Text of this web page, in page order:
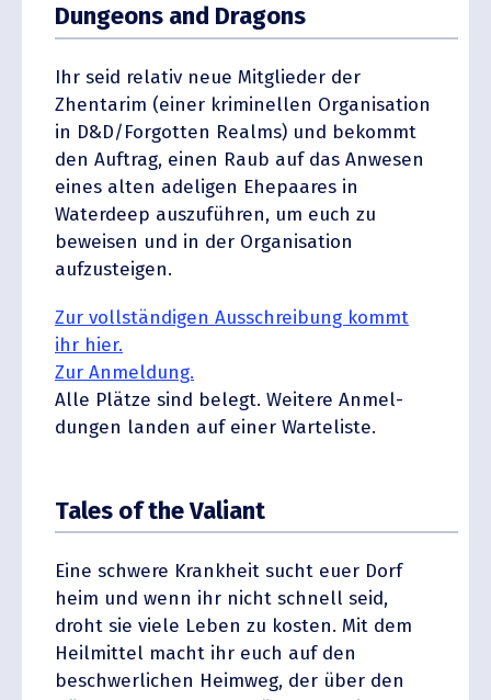
Dungeons and Dragons
Ihr seid relativ neue Mitglieder der
Zhentarim (einer krimi­nellen Organi­sation
in D&D/Forgotten Realms) und bekommt
den Auftrag, einen Raub auf das Anwesen
eines alten adeligen Ehepaares in
Waterdeep auszu­führen, um euch zu
beweisen und in der Organi­sation
aufzusteigen.
Zur vollstän­digen Ausschreibung kommt
ihr hier.
Zur Anmeldung.
Alle Plätze sind belegt. Weitere Anmel­
dungen landen auf einer Warteliste.
Tales of the Valiant
Eine schwere Krankheit sucht euer Dorf
heim und wenn ihr nicht schnell seid,
droht sie viele Leben zu kosten. Mit dem
Heilmittel macht ihr euch auf den
beschwer­lichen Heimweg, der über den